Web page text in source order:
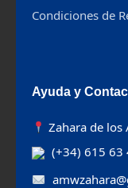
Condiciones de
Ayuda y
Zahara de los
(+34) 615 63